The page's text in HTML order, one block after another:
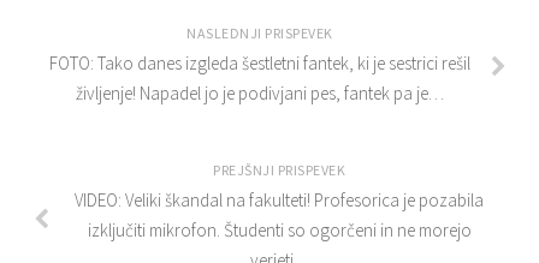
NASLEDNJI PRISPEVEK
FOTO: Tako danes izgleda šestletni fantek, ki je sestrici rešil
življenje! Napadel jo je podivjani pes, fantek pa je…
PREJŠNJI PRISPEVEK
VIDEO: Veliki škandal na fakulteti! Profesorica je pozabila
izključiti mikrofon. Študenti so ogorčeni in ne morejo